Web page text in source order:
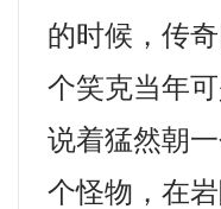
的时候，传
个笑克当年
说着猛然朝
个怪物，在